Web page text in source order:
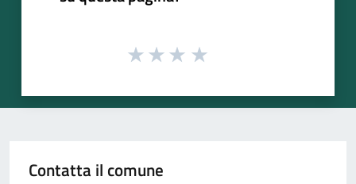
Contatta il comune